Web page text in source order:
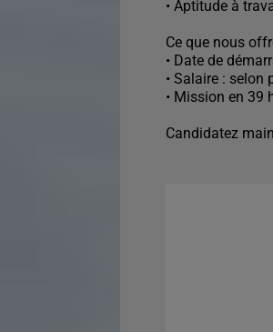
• Aptitude à
Ce que nous
• Date de
• Salaire : selon
• Mission en 39
Candidatez